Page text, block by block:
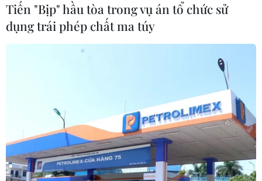
Tuần hành lớn phản đối Brexit tại thủ đô
London của Anh
09/09/2017 15:30
Ngày 9/9, hàng nghìn người dân đã xuống đường
Tiến "Bịp" hầu tòa trong vụ án tổ chức sử
dụng trái phép chất ma túy